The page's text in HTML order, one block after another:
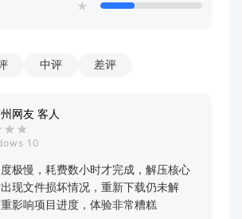
★
中评 差评
网友 客人
10
极慢，耗费数小时才完成，解压核心
现文件损坏情况，重新下载仍未解
影响项目进度，体验非常糟糕